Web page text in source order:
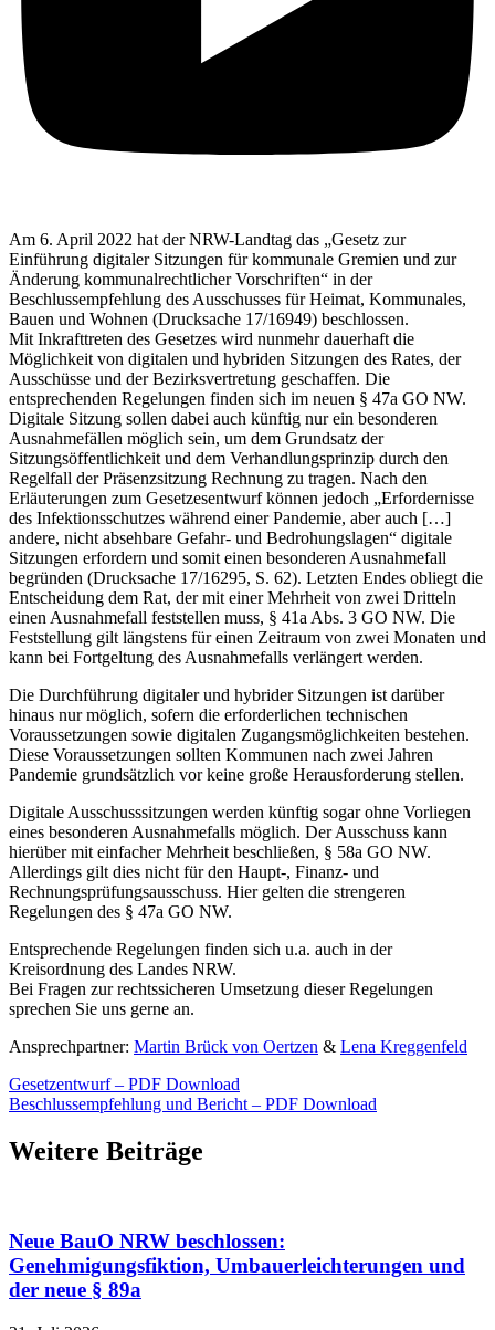
Am 6. April 2022 hat der NRW-Landtag das „Gesetz zur
Einführung digitaler Sitzungen für kommunale Gremien und zur
Änderung kommunalrechtlicher Vorschriften“ in der
Beschlussempfehlung des Ausschusses für Heimat, Kommunales,
Bauen und Wohnen (Drucksache 17/16949) beschlossen.
Mit Inkrafttreten des Gesetzes wird nunmehr dauerhaft die
Möglichkeit von digitalen und hybriden Sitzungen des Rates, der
Ausschüsse und der Bezirksvertretung geschaffen. Die
entsprechenden Regelungen finden sich im neuen § 47a GO NW.
Digitale Sitzung sollen dabei auch künftig nur ein besonderen
Ausnahmefällen möglich sein, um dem Grundsatz der
Sitzungsöffentlichkeit und dem Verhandlungsprinzip durch den
Regelfall der Präsenzsitzung Rechnung zu tragen. Nach den
Erläuterungen zum Gesetzesentwurf können jedoch „Erfordernisse
des Infektionsschutzes während einer Pandemie, aber auch […]
andere, nicht absehbare Gefahr- und Bedrohungslagen“ digitale
Sitzungen erfordern und somit einen besonderen Ausnahmefall
begründen (Drucksache 17/16295, S. 62). Letzten Endes obliegt die
Entscheidung dem Rat, der mit einer Mehrheit von zwei Dritteln
einen Ausnahmefall feststellen muss, § 41a Abs. 3 GO NW. Die
Feststellung gilt längstens für einen Zeitraum von zwei Monaten und
kann bei Fortgeltung des Ausnahmefalls verlängert werden.
Die Durchführung digitaler und hybrider Sitzungen ist darüber
hinaus nur möglich, sofern die erforderlichen technischen
Voraussetzungen sowie digitalen Zugangsmöglichkeiten bestehen.
Diese Voraussetzungen sollten Kommunen nach zwei Jahren
Pandemie grundsätzlich vor keine große Herausforderung stellen.
Digitale Ausschusssitzungen werden künftig sogar ohne Vorliegen
eines besonderen Ausnahmefalls möglich. Der Ausschuss kann
hierüber mit einfacher Mehrheit beschließen, § 58a GO NW.
Allerdings gilt dies nicht für den Haupt-, Finanz- und
Rechnungsprüfungsausschuss. Hier gelten die strengeren
Regelungen des § 47a GO NW.
Entsprechende Regelungen finden sich u.a. auch in der
Kreisordnung des Landes NRW.
Bei Fragen zur rechtssicheren Umsetzung dieser Regelungen
sprechen Sie uns gerne an.
Ansprechpartner: Martin Brück von Oertzen & Lena Kreggenfeld
Gesetzentwurf – PDF Download
Beschlussempfehlung und Bericht – PDF Download
Weitere Beiträge
Neue BauO NRW beschlossen:
Genehmigungsfiktion, Umbauerleichterungen und
der neue § 89a